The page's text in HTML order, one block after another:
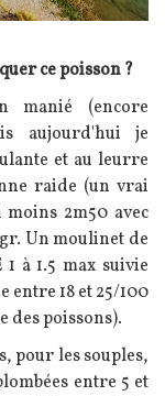
ce poisson ?
manié (encore
aujourd'hui je
et au leurre
raide (un vrai
2m50 avec
Un moulinet de
à 1.5 max suivie
entre 18 et 25/100
des poissons).
pour les souples,
entre 5 et